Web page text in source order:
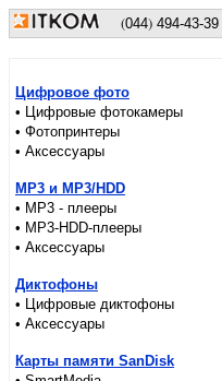
(044) 494-43-39
Цифровое фото
• Цифровые фотокамеры
• Фотопринтеры
• Аксессуары
MP3 и MP3/HDD
• MP3 - плееры
• MP3-HDD-плееры
• Аксессуары
Диктофоны
• Цифровые диктофоны
• Аксессуары
Карты памяти SanDisk